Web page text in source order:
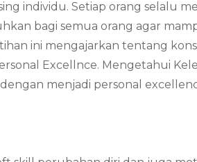
individu. Setiap orang selalu
bagi semua orang agar
ini mengajarkan tentang
Excellnce. Mengetahui
menjadi personal